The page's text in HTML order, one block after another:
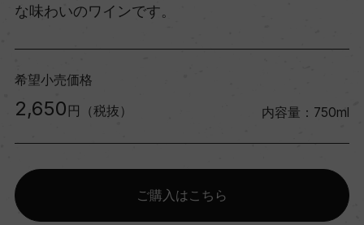
な味わいのワインです。
希望小売価格
2,650 円（税抜） 内容量：750ml
ご購入はこちら